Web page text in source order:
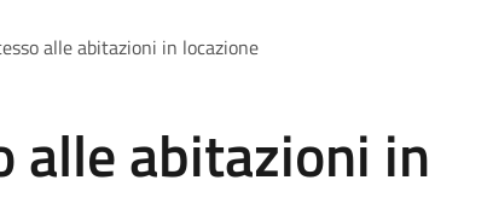
alle abitazioni in locazione
alle abitazioni in